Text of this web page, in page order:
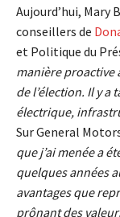
Aujourd’hui, Mary
conseillers de
et Politique du
manière proactive
de l’élection. Il y
électrique,
Sur General
que j’ai menée a
quelques années
avantages que
prônant des